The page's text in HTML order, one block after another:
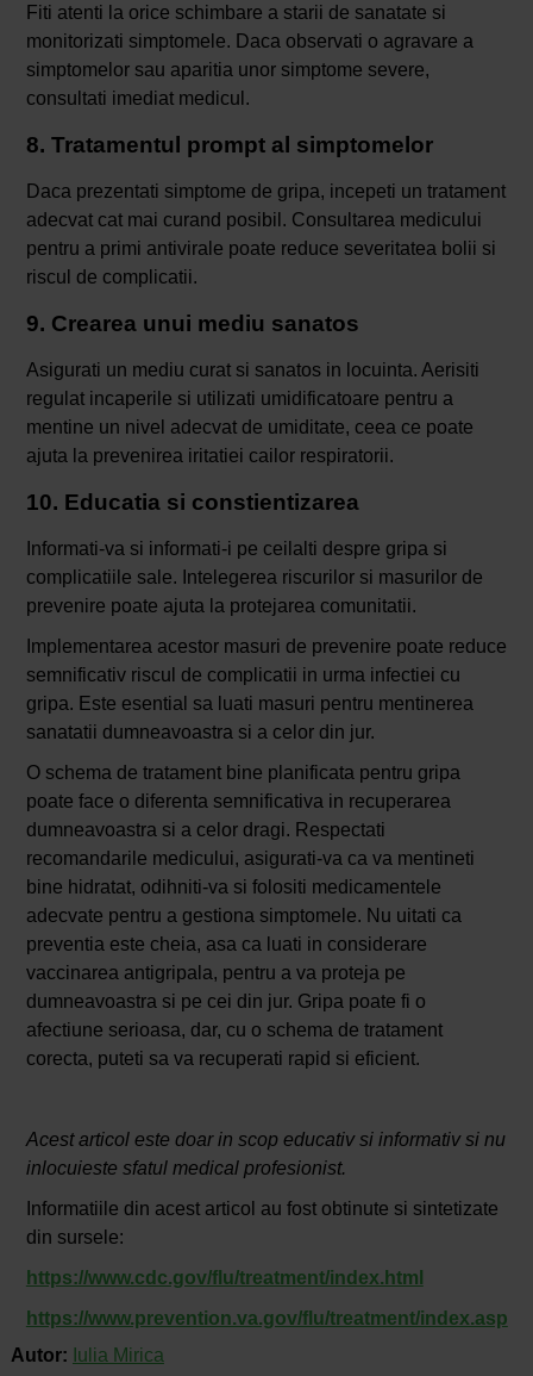
Fiti atenti la orice schimbare a starii de sanatate si
monitorizati simptomele. Daca observati o agravare a
simptomelor sau aparitia unor simptome severe,
consultati imediat medicul.
8. Tratamentul prompt al simptomelor
Daca prezentati simptome de gripa, incepeti un tratament
adecvat cat mai curand posibil. Consultarea medicului
pentru a primi antivirale poate reduce severitatea bolii si
riscul de complicatii.
9. Crearea unui mediu sanatos
Asigurati un mediu curat si sanatos in locuinta. Aerisiti
regulat incaperile si utilizati umidificatoare pentru a
mentine un nivel adecvat de umiditate, ceea ce poate
ajuta la prevenirea iritatiei cailor respiratorii.
10. Educatia si constientizarea
Informati-va si informati-i pe ceilalti despre gripa si
complicatiile sale. Intelegerea riscurilor si masurilor de
prevenire poate ajuta la protejarea comunitatii.
Implementarea acestor masuri de prevenire poate reduce
semnificativ riscul de complicatii in urma infectiei cu
gripa. Este esential sa luati masuri pentru mentinerea
sanatatii dumneavoastra si a celor din jur.
O schema de tratament bine planificata pentru gripa
poate face o diferenta semnificativa in recuperarea
dumneavoastra si a celor dragi. Respectati
recomandarile medicului, asigurati-va ca va mentineti
bine hidratat, odihniti-va si folositi medicamentele
adecvate pentru a gestiona simptomele. Nu uitati ca
preventia este cheia, asa ca luati in considerare
vaccinarea antigripala, pentru a va proteja pe
dumneavoastra si pe cei din jur. Gripa poate fi o
afectiune serioasa, dar, cu o schema de tratament
corecta, puteti sa va recuperati rapid si eficient.
Acest articol este doar in scop educativ si informativ si nu
inlocuieste sfatul medical profesionist.
Informatiile din acest articol au fost obtinute si sintetizate
din sursele:
https://www.cdc.gov/flu/treatment/index.html
https://www.prevention.va.gov/flu/treatment/index.asp
Autor: Iulia Mirica